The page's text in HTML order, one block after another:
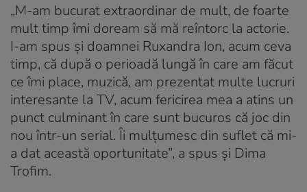
„M-am bucurat extraordinar de mult, de foarte
mult timp îmi doream să mă reîntorc la actorie.
I-am spus şi doamnei Ruxandra Ion, acum ceva
timp, că după o perioadă lungă în care am făcut
ce îmi place, muzică, am prezentat multe lucruri
interesante la TV, acum fericirea mea a atins un
punct culminant în care sunt bucuros că joc din
nou într-un serial. Îi mulţumesc din suflet că mi-
a dat această oportunitate”, a spus și Dima
Trofim.